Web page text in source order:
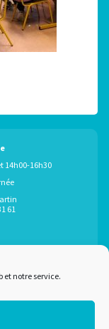
et notre service.
14h00-16h30
61